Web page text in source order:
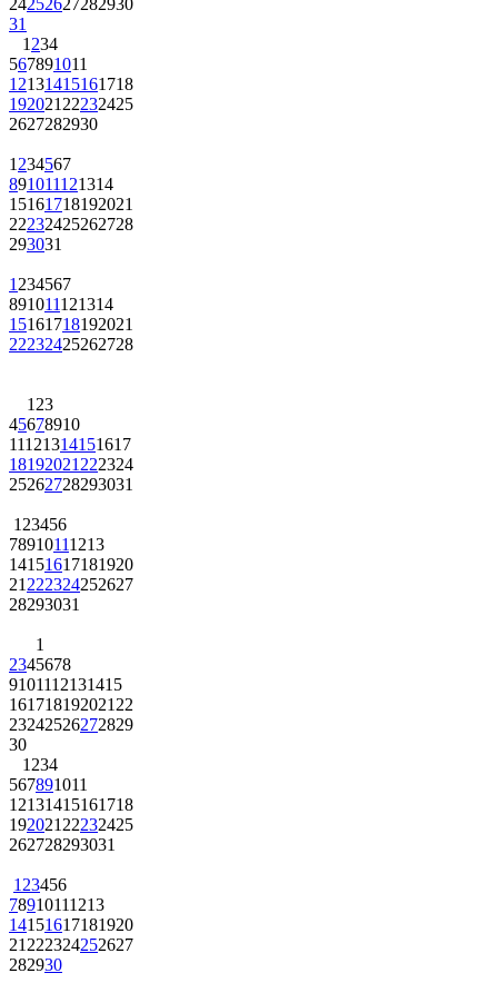
24252627282930
31
1 234
567891011
12131415161718
192021 22232425
2627282930
1 234567
891011121314
15161718192021
22232425262728
293031
1 234567
891011121314
15161718192021
22232425262728
1 23
45678910
11121314151617
18192021 222324
25262728293031
1 23456
78910111213
14151617181920
21 222324252627
28293031
1
2345678
9101112131415
161718192021 22
23242526272829
30
1 234
567891011
12131415161718
192021 22232425
262728293031
1 23456
78910111213
14151617181920
21 222324252627
282930